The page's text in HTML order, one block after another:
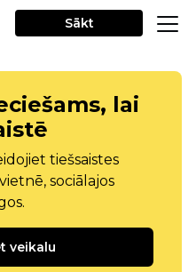
Sākt
lai
tiešsaistes
sociālajos
veikalu